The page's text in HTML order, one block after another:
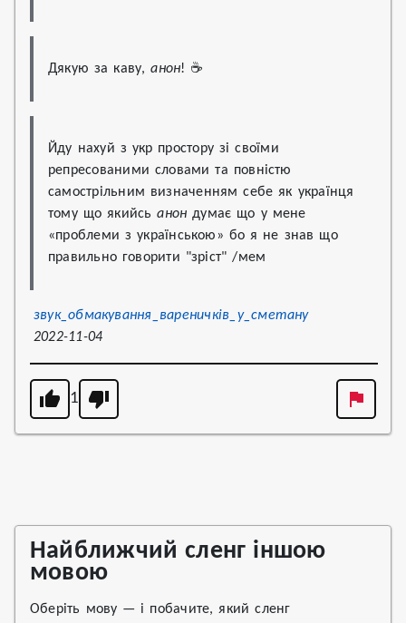
Дякую за каву, анон! ☕️
Йду нахуй з укр простору зі своїми
репресованими словами та повністю
самострільним визначенням себе як українця
тому що якийсь анон думає що у мене
«проблеми з українською» бо я не знав що
правильно говорити "зріст" /мем
звук_обмакування_вареничків_у_сметану
2022-11-04
1
Найближчий сленг іншою
мовою
Оберіть мову — і побачите, який сленг